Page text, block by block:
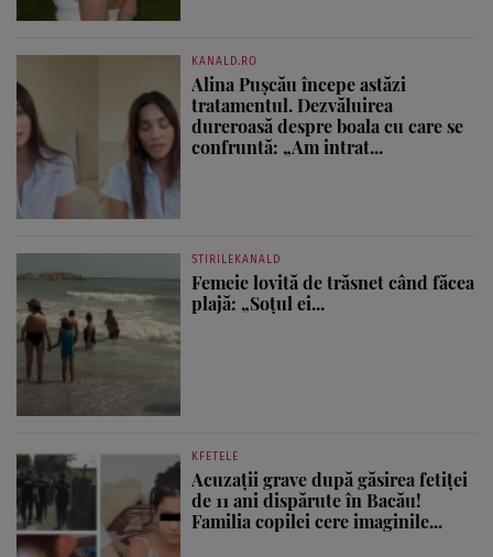
KANALD.RO
Alina Pușcău începe astăzi
tratamentul. Dezvăluirea
dureroasă despre boala cu care se
confruntă: „Am intrat...
STIRILEKANALD
Femeie lovită de trăsnet când făcea
plajă: „Soțul ei...
KFETELE
Acuzații grave după găsirea fetiței
de 11 ani dispărute în Bacău!
Familia copilei cere imaginile...